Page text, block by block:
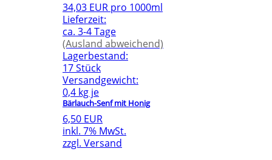
34,03 EUR pro 1000ml
Lieferzeit:
ca. 3-4 Tage
(Ausland abweichend)
Lagerbestand:
17 Stück
Versandgewicht:
0,4 kg je
Bärlauch-Senf mit Honig
6,50 EUR
inkl. 7% MwSt.
zzgl. Versand